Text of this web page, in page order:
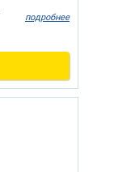
подробнее